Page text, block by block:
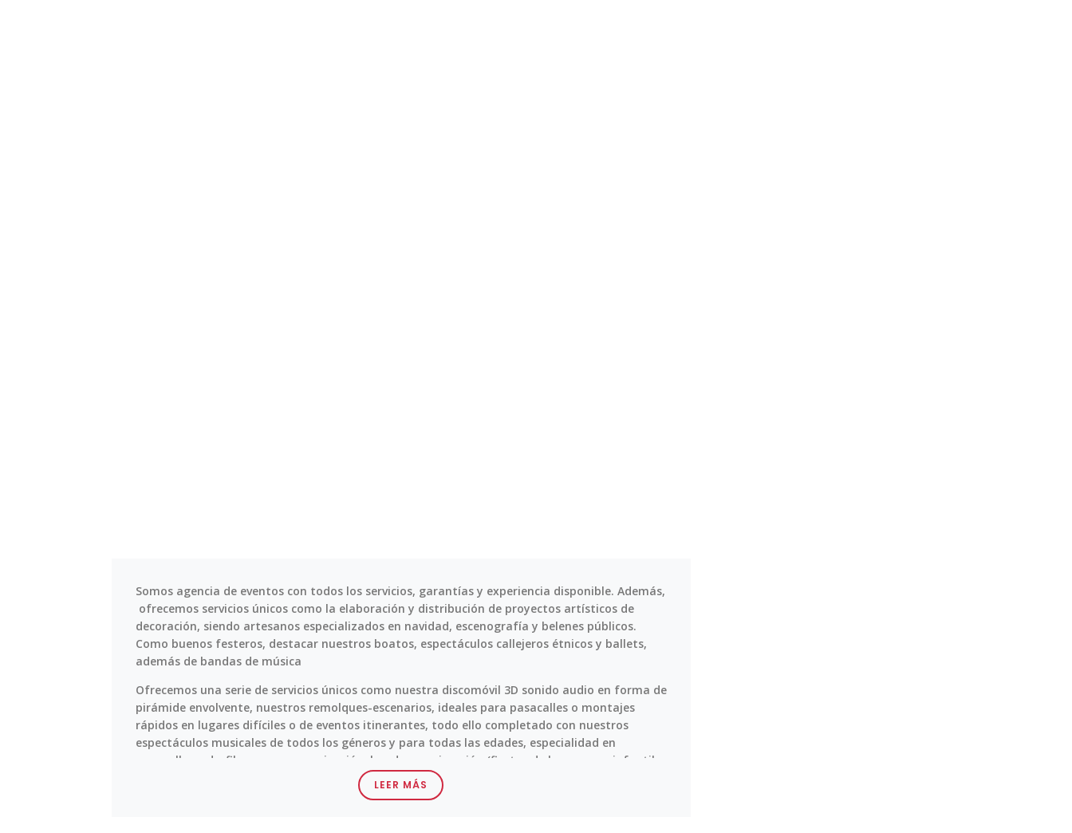
Somos agencia de eventos con todos los servicios, garantías y experiencia disponible. Además,
ofrecemos servicios únicos como la elaboración y distribución de proyectos artísticos de
decoración, siendo artesanos especializados en navidad, escenografía y belenes públicos.
Como buenos festeros, destacar nuestros boatos, espectáculos callejeros étnicos y ballets,
además de bandas de música
Ofrecemos una serie de servicios únicos como nuestra discomóvil 3D sonido audio en forma de
pirámide envolvente, nuestros remolques-escenarios, ideales para pasacalles o montajes
rápidos en lugares difíciles o de eventos itinerantes, todo ello completado con nuestros
espectáculos musicales de todos los géneros y para todas las edades, especialidad en
pasacalles y desfiles con su organización, bandas y animación (fiestas de la espuma, infantil,
monitores con pintacaras, talleres, hinchables...)
LEER MÁS